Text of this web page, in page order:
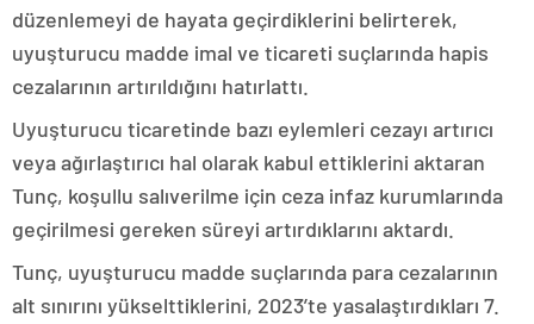
düzenlemeyi de hayata geçirdiklerini belirterek,
uyuşturucu madde imal ve ticareti suçlarında hapis
cezalarının artırıldığını hatırlattı.
Uyuşturucu ticaretinde bazı eylemleri cezayı artırıcı
veya ağırlaştırıcı hal olarak kabul ettiklerini aktaran
Tunç, koşullu salıverilme için ceza infaz kurumlarında
geçirilmesi gereken süreyi artırdıklarını aktardı.
Tunç, uyuşturucu madde suçlarında para cezalarının
alt sınırını yükselttiklerini, 2023’te yasalaştırdıkları 7.